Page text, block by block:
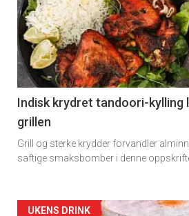
detail
-
section
11
Indisk krydret tandoori-kylling
grillen
Grill og sterke krydder forvandler
saftige smaksbomber i denne
UKENS DRINK